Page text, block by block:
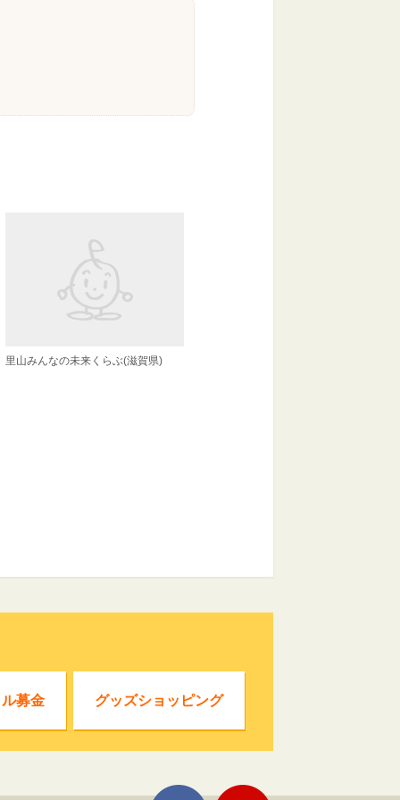
里山みんなの未来くらぶ(滋賀県)
募金 グッズショッピング